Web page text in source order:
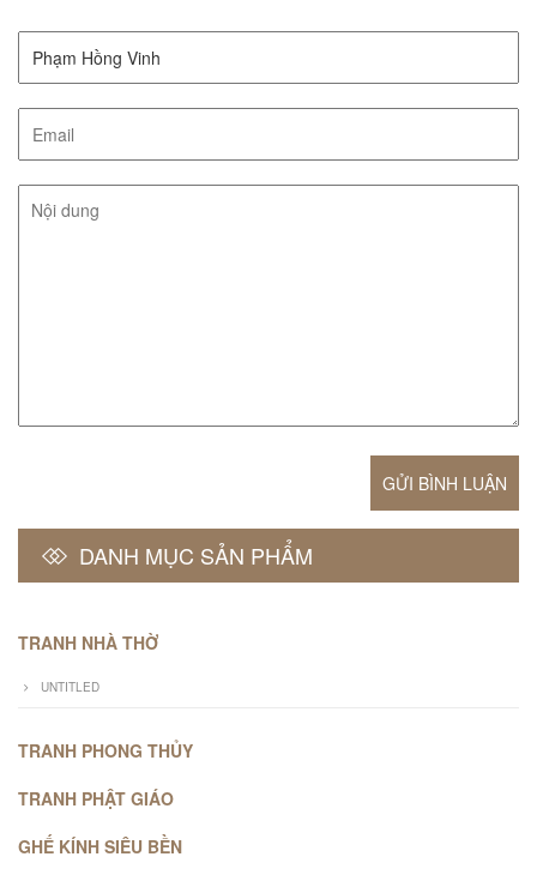
GỬI BÌNH LUẬN
DANH MỤC SẢN PHẨM
TRANH NHÀ THỜ
UNTITLED
TRANH PHONG THỦY
TRANH PHẬT GIÁO
GHẾ KÍNH SIÊU BỀN